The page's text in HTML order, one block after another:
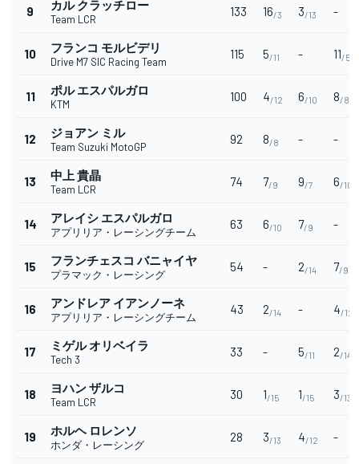
9 カル クラッチロー
Team LCR
133 16/3 3/13 -
10 フランコ モルビデリ
Drive M7 SIC Racing Team
115 5/11 - 11/5
11 ポル エスパルガロ
KTM
100 4/12 6/10 8/8
12 ジョアン ミル
Team Suzuki MotoGP
92 8/8 - -
13 中上 貴晶
Team LCR
74 7/9 9/7 6/10
14 アレイシ エスパルガロ
アプリリア・レーシングチーム
63 6/10 7/9 -
15 フランチェスコ バニャイヤ
プラマック・レーシング
54 - 2/14 7/9
16 アンドレア イアンノーネ
アプリリア・レーシングチーム
43 2/14 - 4/12
17 ミゲル オリベイラ
Tech 3
33 - 5/11 2/14
18 ヨハン ザルコ
Team LCR
30 1/15 1/15 3/13
19 ホルヘ ロレンソ
ホンダ・レーシング
28 3/13 4/12 -